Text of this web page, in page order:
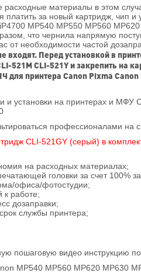
расходные материалы в этом
за новый картридж, чип и
MP540 MP550 MP560 MP620
что чернила напрямую
от необходимости частой
входят. Перед установкой в
521M CLI-521Y и закрепить на
для принтера Canon Pixma
и установки на принтерах и
профессионалами
CLI-521GY (серый) в
на расходных материалах;
головки за счет 100%
офиса/фотостудии;
к работе;
дозаправки;
службы принтера;
пошаговую видео инструкцию
MP540 MP560 MP620 MP630